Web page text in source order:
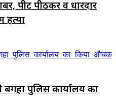
पीट पीठकर व धारदार
हत्या
पुलिस कार्यालय का